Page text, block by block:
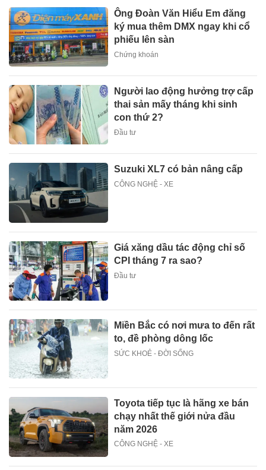
Ông Đoàn Văn Hiểu Em đăng
ký mua thêm DMX ngay khi cổ
phiếu lên sàn
Chứng khoán
Người lao động hưởng trợ cấp
thai sản mấy tháng khi sinh
con thứ 2?
Đầu tư
Suzuki XL7 có bản nâng cấp
CÔNG NGHỆ - XE
Giá xăng dầu tác động chỉ số
CPI tháng 7 ra sao?
Đầu tư
Miền Bắc có nơi mưa to đến rất
to, đề phòng dông lốc
SỨC KHOẺ - ĐỜI SỐNG
Toyota tiếp tục là hãng xe bán
chạy nhất thế giới nửa đầu
năm 2026
CÔNG NGHỆ - XE